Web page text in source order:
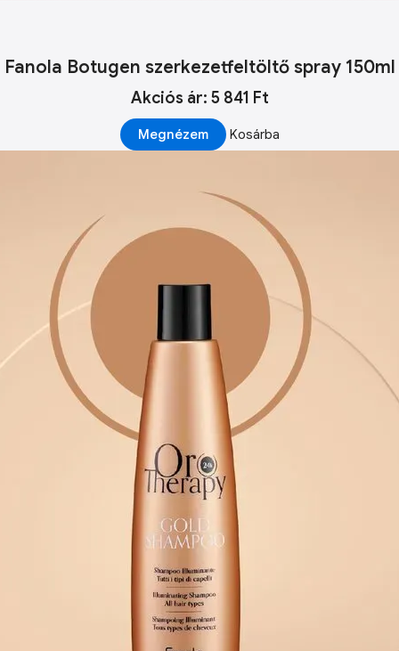
Fanola Botugen szerkezetfeltöltő spray 150ml
Akciós ár: 5 841 Ft
Megnézem Kosárba